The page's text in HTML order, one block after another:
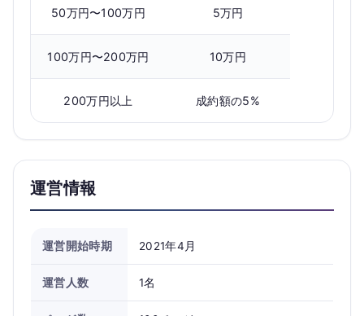
50万円〜100万円 5万円
100万円〜200万円 10万円
200万円以上 成約額の5%
運営情報
運営開始時期 2021年4月
運営人数 1名